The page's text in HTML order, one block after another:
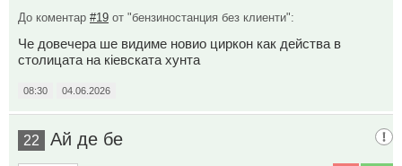
До коментар #19 от "бензиностанция без клиенти":
Че довечера ше видиме новио циркон как действа в
столицата на кiевската хунта
08:30 04.06.2026
22 Ай де бе